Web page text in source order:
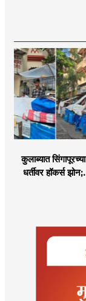
कुलाब्यात सिंगापूरच्या
धर्तीवर हॉकर्स झोन;
आयुक्तांना पत्र